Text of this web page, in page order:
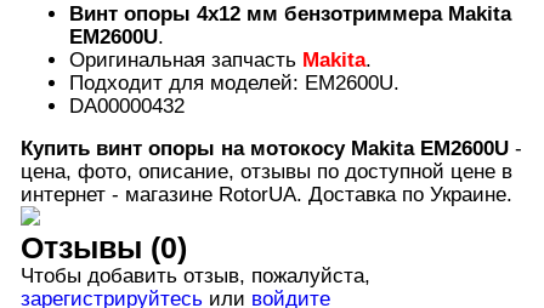
Винт опоры 4х12 мм бензотриммера Makita
EM2600U.
Оригинальная запчасть Makita.
Подходит для моделей: EM2600U.
DA00000432
Купитьвинт опоры на мотокосу Makita EM2600U-
цена, фото, описание, отзывы по доступной цене в
интернет - магазине RotorUA. Доставка по Украине.
Отзывы (0)
Чтобы добавить отзыв, пожалуйста,
зарегистрируйтесьили войдите